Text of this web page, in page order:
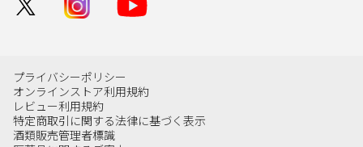
プライバシーポリシー
オンラインストア利用規約
レビュー利用規約
特定商取引に関する法律に基づく表示
酒類販売管理者標識